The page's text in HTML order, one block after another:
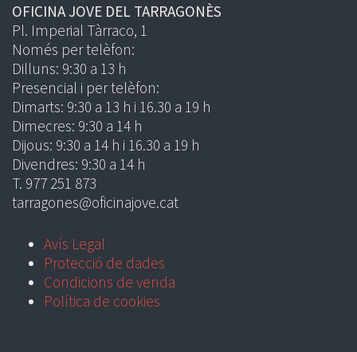
OFICINA JOVE DEL TARRAGONÈS
Pl. Imperial Tàrraco, 1
Només per telèfon:
Dilluns: 9:30 a 13 h
Presencial i per telèfon:
Dimarts: 9:30 a 13 h i 16.30 a 19 h
Dimecres: 9:30 a 14 h
Dijous: 9:30 a 14 h i 16.30 a 19 h
Divendres: 9:30 a 14 h
T. 977 251 873
tarragones@oficinajove.cat
Avís Legal
Protecció de dades
Condicions de venda
Política de cookies